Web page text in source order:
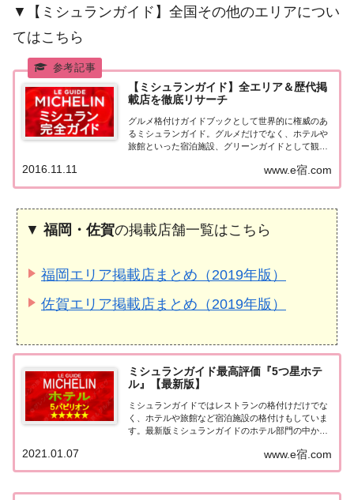
▼【ミシュランガイド】全国その他のエリアについ
てはこちら
【ミシュランガイド】全エリア＆歴代掲
載店を徹底リサーチ
グルメ格付けガイドブックとして世界的に権威のあ
るミシュランガイド。グルメだけでなく、ホテルや
旅館といった宿泊施設、グリーンガイドとして観光
本版としては、2007年11月20日に「ミシュランガイ
www.e宿.com
2016.11.11
▼ 福岡・佐賀の掲載店舗一覧はこちら
福岡エリア掲載店まとめ（2019年版）
佐賀エリア掲載店まとめ（2019年版）
ミシュランガイド最高評価『5つ星ホテ
ル』【最新版】
ミシュランガイドではレストランの格付けだけでな
く、ホテルや旅館など宿泊施設の格付けもしていま
す。最新版ミシュランガイドのホテル部門の中から
をまとめてみました♪ いずれのホテルも人気ランキ
ングなどで常に上位を賑わす有名ホテル。各ホテル
www.e宿.com
2021.01.07